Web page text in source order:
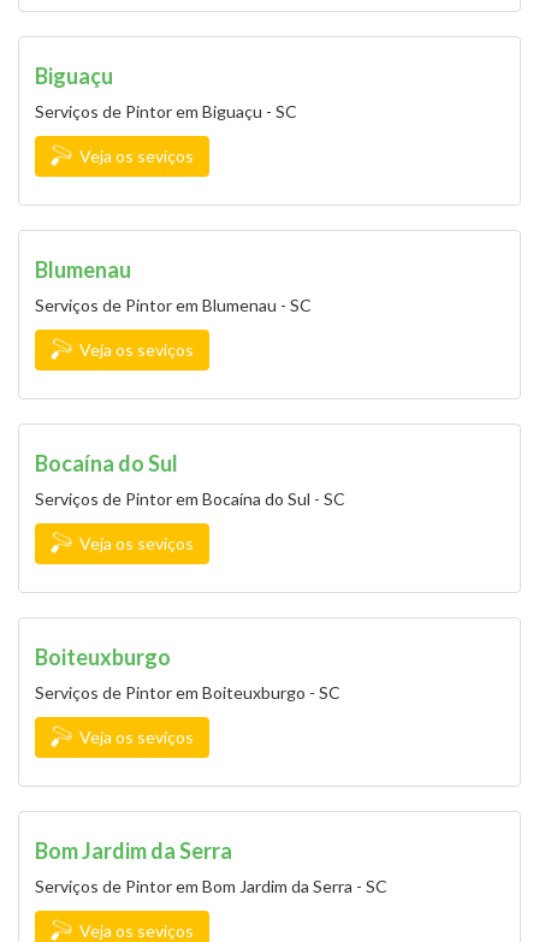
Biguaçu
Serviços de Pintor em Biguaçu - SC
Veja os seviços
Blumenau
Serviços de Pintor em Blumenau - SC
Veja os seviços
Bocaína do Sul
Serviços de Pintor em Bocaína do Sul - SC
Veja os seviços
Boiteuxburgo
Serviços de Pintor em Boiteuxburgo - SC
Veja os seviços
Bom Jardim da Serra
Serviços de Pintor em Bom Jardim da Serra - SC
Veja os seviços